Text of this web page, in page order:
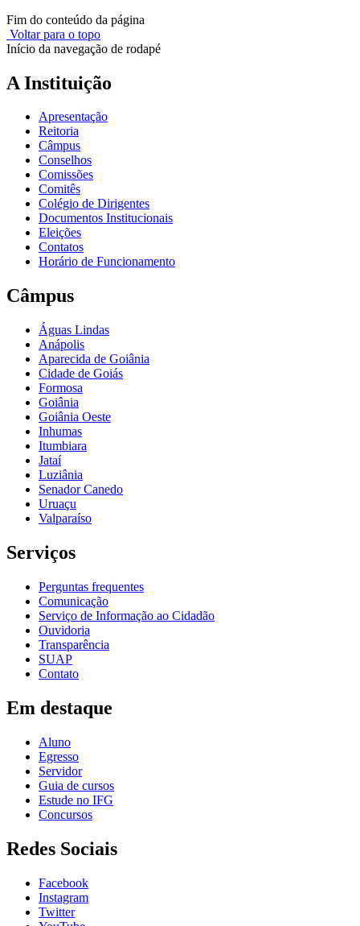
Fim do conteúdo da página
Voltar para o topo
Início da navegação de rodapé
A Instituição
Apresentação
Reitoria
Câmpus
Conselhos
Comissões
Comitês
Colégio de Dirigentes
Documentos Institucionais
Eleições
Contatos
Horário de Funcionamento
Câmpus
Águas Lindas
Anápolis
Aparecida de Goiânia
Cidade de Goiás
Formosa
Goiânia
Goiânia Oeste
Inhumas
Itumbiara
Jataí
Luziânia
Senador Canedo
Uruaçu
Valparaíso
Serviços
Perguntas frequentes
Comunicação
Serviço de Informação ao Cidadão
Ouvidoria
Transparência
SUAP
Contato
Em destaque
Aluno
Egresso
Servidor
Guia de cursos
Estude no IFG
Concursos
Redes Sociais
Facebook
Instagram
Twitter